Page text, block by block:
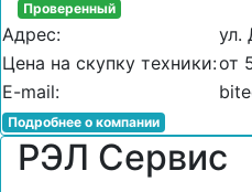
Проверенный
Адрес:
ул.
Цена на скупку техники:от
E-mail:
Подробнее о компании
РЭЛ Сервис